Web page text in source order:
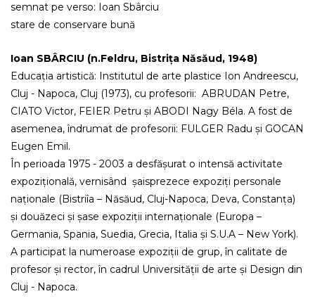
semnat pe verso: Ioan Sbârciu
stare de conservare bună
Ioan SBÂRCIU (n.Feldru, Bistrița Năsăud, 1948)
Educația artistică: Institutul de arte plastice Ion Andreescu,
Cluj - Napoca, Cluj (1973), cu profesorii: ABRUDAN Petre,
CIATO Victor, FEIER Petru și ABODI Nagy Béla. A fost de
asemenea, îndrumat de profesorii: FULGER Radu și GOCAN
Eugen Emil.
În perioada 1975 - 2003 a desfășurat o intensă activitate
expozițională, vernisând șaisprezece expoziți personale
naționale (Bistriîa – Năsăud, Cluj-Napoca, Deva, Constanța)
și douăzeci și șase expoziții internaționale (Europa –
Germania, Spania, Suedia, Grecia, Italia și S.U.A – New York).
A participat la numeroase expoziții de grup, în calitate de
profesor și rector, în cadrul Universității de arte și Design din
Cluj - Napoca.